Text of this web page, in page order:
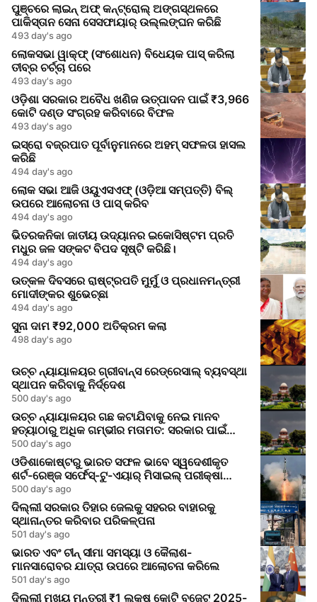
ପୁଞ୍ଚରେ ଲାଇନ୍ ଅଫ୍ କନ୍ଟ୍ରୋଲ୍ ଅଙ୍ଗସ୍ଥଳରେ
ପାକିସ୍ତାନ ସେନା ସେସଫାୟାର୍ ଉଲ୍ଲଙ୍ଘନ କରିଛି
493 day's ago
ଲୋକସଭା ୱାକ୍ଫ୍ (ସଂଶୋଧନ) ବିଧେୟକ ପାସ୍ କରିଲା
ତୀବ୍ର ଚର୍ଚ୍ଚା ପରେ
493 day's ago
ଓଡ଼ିଶା ସରକାର ଅବୈଧ ଖଣିଜ ଉତ୍ପାଦନ ପାଇଁ ₹3,966
କୋଟି ଦଣ୍ଡ ସଂଗ୍ରହ କରିବାରେ ବିଫଳ
493 day's ago
ଇସ୍ରୋ ବଜ୍ରପାତ ପୂର୍ବାନୁମାନରେ ଅହମ୍ ସଫଳତା ହାସଲ
କରିଛି
494 day's ago
ଲୋକ ସଭା ଆଜି ଓୟୁଏସଏଫ୍ (ଓଡ଼ିଆ ସମ୍ପତ୍ତି) ବିଲ୍
ଉପରେ ଆଲୋଚନା ଓ ପାସ୍ କରିବ
494 day's ago
ଭିତରକନିକା ଜାତୀୟ ଉଦ୍ୟାନର ଇକୋସିଷ୍ଟମ ପ୍ରତି
ମଧୁର ଜଳ ସଙ୍କଟ ବିପଦ ସୃଷ୍ଟି କରିଛି।
494 day's ago
ଉତ୍କଳ ଦିବସରେ ରାଷ୍ଟ୍ରପତି ମୁର୍ମୁ ଓ ପ୍ରଧାନମନ୍ତ୍ରୀ
ମୋଦୀଙ୍କର ଶୁଭେଚ୍ଛା
494 day's ago
ସୁନା ଦାମ ₹92,000 ଅତିକ୍ରମ କଲା
498 day's ago
ଉଚ୍ଚ ନ୍ୟାୟାଳୟର ଗ୍ରୀବାନ୍ସ ରେଡ୍ରେସାଲ୍ ବ୍ୟବସ୍ଥା
ସ୍ଥାପନ କରିବାକୁ ନିର୍ଦ୍ଦେଶ
500 day's ago
ଉଚ୍ଚ ନ୍ୟାୟାଳୟର ଗଛ କଟାଯିବାକୁ ନେଇ ମାନବ
ହତ୍ୟାଠାରୁ ଅଧିକ ଗମ୍ଭୀର ମତାମତ: ସରକାର ପାଇଁ
ଜାଗୃକତା ସଙ୍କେତ
500 day's ago
ଓଡିଶାକୋଷ୍ଟରୁ ଭାରତ ସଫଳ ଭାବେ ସ୍ୱଦେଶୀକୃତ
ଶର୍ଟ-ରେଞ୍ଜ ସର୍ଫେସ୍-ଟୁ-ଏୟାର୍ ମିସାଇଲ୍ ପରୀକ୍ଷା
କରିଲା
500 day's ago
ଦିଲ୍ଲୀ ସରକାର ତିହାର ଜେଲକୁ ସହରର ବାହାରକୁ
ସ୍ଥାନାନ୍ତର କରିବାର ପରିକଳ୍ପନା
501 day's ago
ଭାରତ ଏବଂ ଚୀନ୍ ସୀମା ସମସ୍ୟା ଓ କୈଲାଶ-
ମାନସାରୋବର ଯାତ୍ରା ଉପରେ ଆଲୋଚନା କରିଲେ
501 day's ago
ଦିଲ୍ଲୀ ମୁଖ୍ୟ ମନ୍ତ୍ରୀ ₹1 ଲକ୍ଷ କୋଟି ବଜେଟ୍ 2025-